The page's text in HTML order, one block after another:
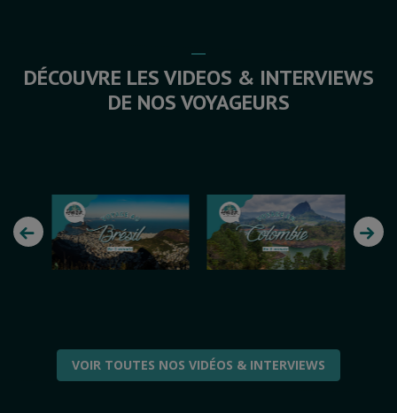
DÉCOUVRE LES VIDEOS & INTERVIEWS
DE NOS VOYAGEURS
VOIR TOUTES NOS VIDÉOS & INTERVIEWS